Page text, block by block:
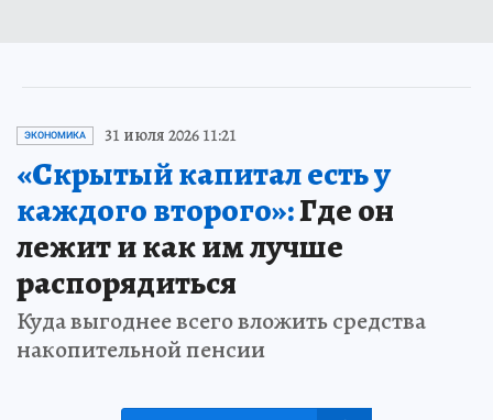
ЭКОНОМИКА 31 июля 2026 11:21
«Скрытый капитал есть у
каждого второго»:Где он
лежит и как им лучше
распорядиться
Куда выгоднее всего вложить средства
накопительной пенсии